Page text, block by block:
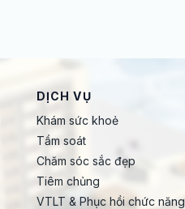
DỊCH VỤ
Khám sức khoẻ
Tầm soát
Chăm sóc sắc đẹp
Tiêm chủng
VTLT & Phục hồi chức năng